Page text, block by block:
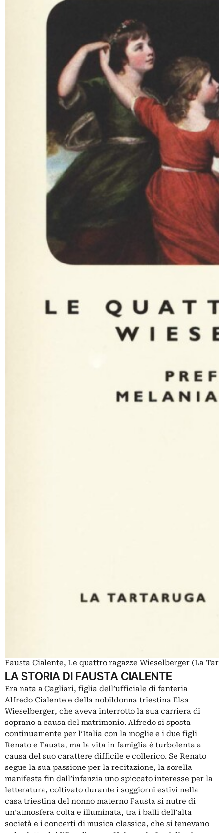
Fausta Cialente, Le quattro ragazze Wieselberger (La
LA STORIA DI FAUSTA CIALENTE
Era nata a Cagliari, figlia dell’ufficiale di fanteria
Alfredo Cialente e della nobildonna triestina Elsa
Wieselberger, che aveva interrotto la sua carriera di
soprano a causa del matrimonio. Alfredo si sposta
continuamente per l’Italia con la moglie e i due figli
Renato e Fausta, ma la vita in famiglia è turbolenta a
causa del suo carattere difficile e collerico. Se Renato
segue la sua passione per la recitazione, la sorella
manifesta fin dall’infanzia uno spiccato interesse per la
letteratura, coltivato durante i soggiorni estivi nella
casa triestina del nonno materno Fausta si nutre di
un’atmosfera colta e illuminata, tra i balli dell’alta
società e i concerti di musica classica, che si tenevano